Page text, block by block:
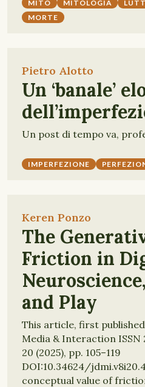
MITO MITOLOGIA
MORTE
Pietro Alotto
Un ‘banale’
Un post di tempo va,
IMPERFEZIONE
Keren Ponzo
The
Friction in
and Play
This article, first
Media & Interaction ISSN
20 (2025), pp. 105–119
DOI:10.34624/
conceptual value of